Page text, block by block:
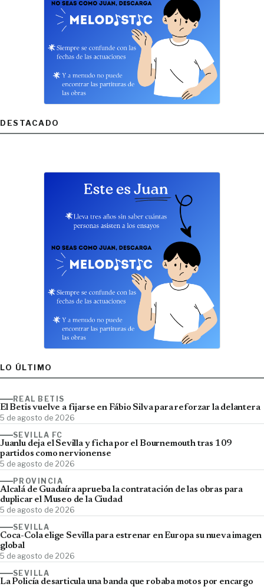
DESTACADO
LO ÚLTIMO
REAL BETIS
El Betis vuelve a fijarse en Fábio Silva para reforzar la delantera
5 de agosto de 2026
SEVILLA FC
Juanlu deja el Sevilla y ficha por el Bournemouth tras 109
partidos como nervionense
5 de agosto de 2026
PROVINCIA
Alcalá de Guadaíra aprueba la contratación de las obras para
duplicar el Museo de la Ciudad
5 de agosto de 2026
SEVILLA
Coca-Cola elige Sevilla para estrenar en Europa su nueva imagen
global
5 de agosto de 2026
SEVILLA
La Policía desarticula una banda que robaba motos por encargo